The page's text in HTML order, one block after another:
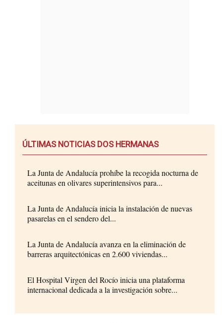
ÚLTIMAS NOTICIAS DOS HERMANAS
La Junta de Andalucía prohíbe la recogida nocturna de
aceitunas en olivares superintensivos para...
La Junta de Andalucía inicia la instalación de nuevas
pasarelas en el sendero del...
La Junta de Andalucía avanza en la eliminación de
barreras arquitectónicas en 2.600 viviendas...
El Hospital Virgen del Rocío inicia una plataforma
internacional dedicada a la investigación sobre...